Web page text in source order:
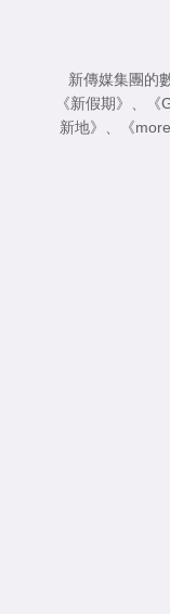
新傳媒集團的
《新假期》 、 《
新地》 、 《more